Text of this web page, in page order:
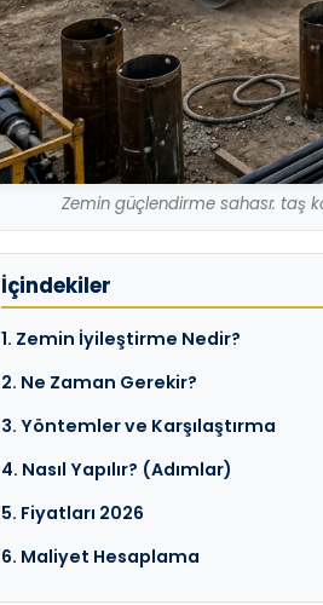
Zemin güçlendirme sahası: taş
İçindekiler
1. Zemin İyileştirme Nedir?
2. Ne Zaman Gerekir?
3. Yöntemler ve Karşılaştırma
4. Nasıl Yapılır? (Adımlar)
5. Fiyatları 2026
6. Maliyet Hesaplama